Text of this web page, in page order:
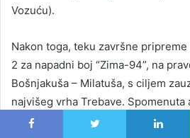
Vozuću).
Nakon toga, teku završne
2 za napadni boj “Zima-94”, na
Bošnjakuša – Milatuša, s ciljem
najvišeg vrha Trebave. Spomenuta
izvedena 7. augusta. Odabrane